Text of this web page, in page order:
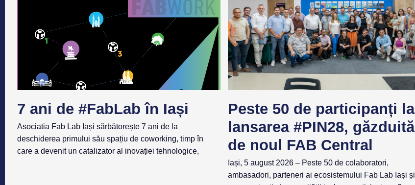
7 ani de #FabLab în Iași
Asociatia Fab Lab Iași sărbătorește 7 ani de la
deschiderea primului său spațiu de coworking, timp în
care a devenit un catalizator al inovației tehnologice,
Peste 50 de participanți la
lansarea #PIN28, găzduită
de noul FAB Central
Iași, 5 august 2026 – Peste 50 de colaboratori,
ambasadori, parteneri ai ecosistemului Fab Lab Iași și